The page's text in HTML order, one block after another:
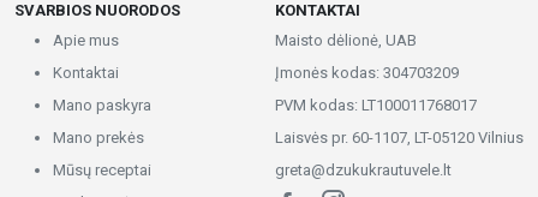
SVARBIOS NUORODOS
Apie mus
Kontaktai
Mano paskyra
Mano prekės
Mūsų receptai
KONTAKTAI
Maisto dėlionė, UAB
Įmonės kodas: 304703209
PVM kodas: LT100011768017
Laisvės pr. 60-1107, LT-05120 Vilnius
greta@dzukukrautuvele.lt